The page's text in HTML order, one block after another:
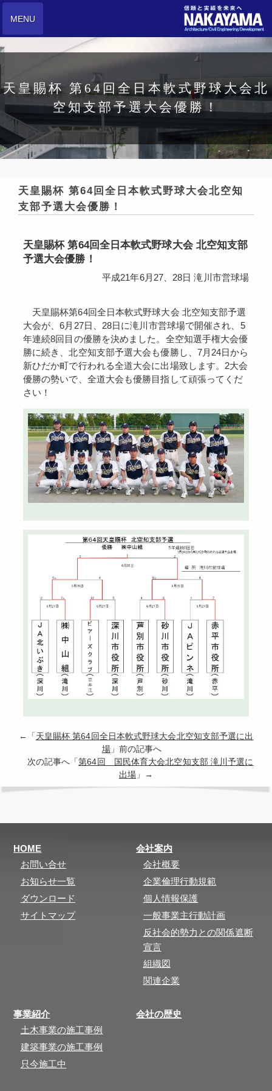
MENU
天皇賜杯 第64回全日本軟式野球大会北
空知支部予選大会優勝！
天皇賜杯 第64回全日本軟式野球大会北空知
支部予選大会優勝！
天皇賜杯 第64回全日本軟式野球大会 北空知支部
予選大会優勝！
平成21年6月27、28日 滝川市営球場
天皇賜杯第64回全日本軟式野球大会 北空知支部予選
大会が、6月27日、28日に滝川市営球場で開催され、5
年連続8回目の優勝を決めました。全空知選手権大会優
勝に続き、北空知支部予選大会も優勝し、7月24日から
新ひだか町で行われる全道大会に出場致します。2大会
優勝の勢いで、全道大会も優勝目指して頑張ってくだ
さい！
←「 天皇賜杯 第64回全日本軟式野球大会北空知支部予選に出
場」前の記事へ
次の記事へ「第64回 国民体育大会北空知支部 滝川予選に
出場 」→
HOME
お問い合せ
お知らせ一覧
ダウンロード
サイトマップ
会社案内
会社概要
企業倫理行動規範
個人情報保護
一般事業主行動計画
反社会的勢力との関係遮断
宣言
組織図
関連企業
事業紹介
土木事業の施工事例
建築事業の施工事例
只今施工中
会社の歴史